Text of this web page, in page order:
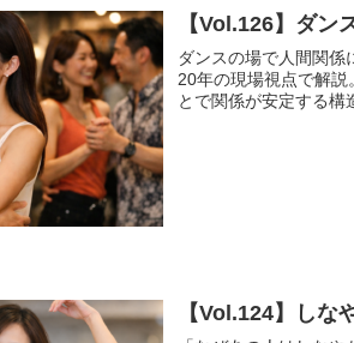
【Vol.126】ダン
ダンスの場で人間関係
20年の現場視点で解説
とで関係が安定する構
【Vol.124】しな